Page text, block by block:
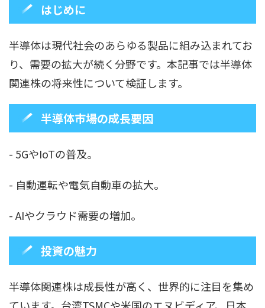
はじめに
半導体は現代社会のあらゆる製品に組み込まれてお
り、需要の拡大が続く分野です。本記事では半導体
関連株の将来性について検証します。
半導体市場の成長要因
- 5GやIoTの普及。
- 自動運転や電気自動車の拡大。
- AIやクラウド需要の増加。
投資の魅力
半導体関連株は成長性が高く、世界的に注目を集め
ています。台湾TSMCや米国のエヌビディア、日本